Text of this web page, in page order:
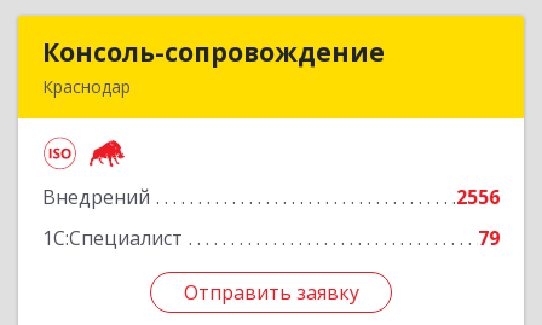
Консоль-сопровождение
Краснодар
Внедрений
2556
1С:Специалист
79
Отправить заявку
Консоль-сопровождение
Подробнее
Отправить заявку